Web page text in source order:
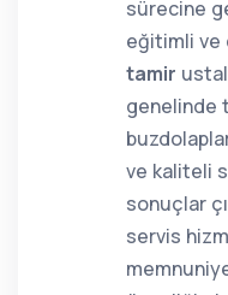
sürecine
eğitimli ve
tamir
genelinde
ve kaliteli
sonuçlar
servis